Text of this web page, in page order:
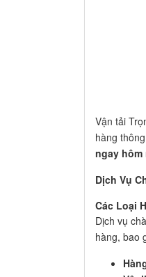
Vận tải
hàng
ngay
Dịch Vụ
Các Loại
Dịch vụ
hàng, bao